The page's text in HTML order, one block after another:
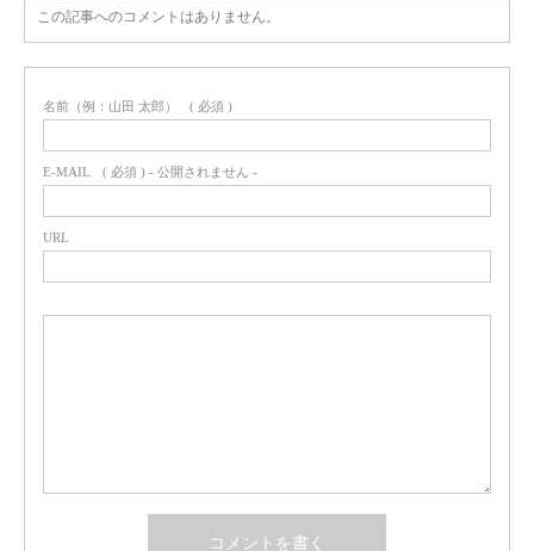
この記事へのコメントはありません。
名前（例：山田 太郎） ( 必須 )
E-MAIL ( 必須 ) - 公開されません -
URL